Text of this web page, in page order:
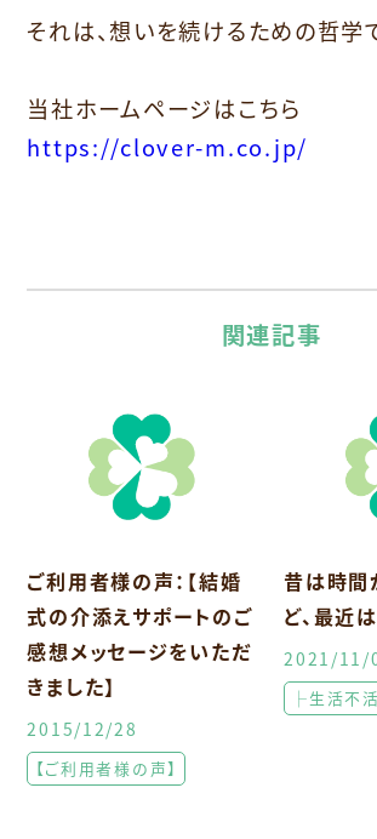
それは、想いを続けるための哲学
当社ホームページはこちら
https://clover-m.co.jp/
関連記事
ご利用者様の声：【結婚
式の介添えサポートのご
感想メッセージをいただ
きました】
2015/12/28
【ご利用者様の声】
昔は時間
ど、最近
2021/11/
├生活不